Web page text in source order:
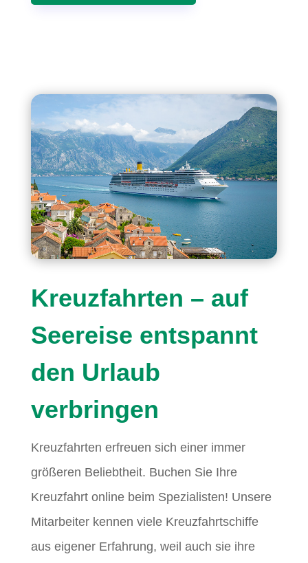
Kreuzfahrten – auf
Seereise entspannt
den Urlaub
verbringen
Kreuzfahrten erfreuen sich einer immer
größeren Beliebtheit. Buchen Sie Ihre
Kreuzfahrt online beim Spezialisten! Unsere
Mitarbeiter kennen viele Kreuzfahrtschiffe
aus eigener Erfahrung, weil auch sie ihre